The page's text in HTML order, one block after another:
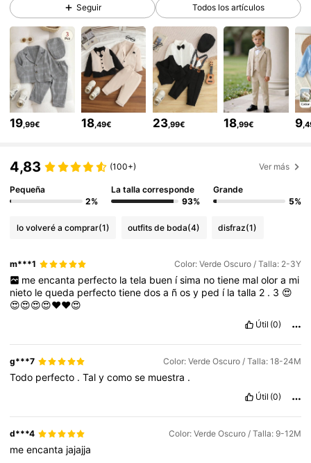
4,75 51K Seguidores
4,75 51K Seguidores
4,75 51K Seguidores
51K Seguidores
4,75 51K Seguidores
4,75 51K Seguidores
Seguir Todos los artículos
19 ,99€ 18 ,49€ 23,99€ 18 ,99€ 9
4,83 (100+) Ver más
Pequeña
2%
La talla corresponde
93%
Grande
5%
lo volveré a comprar(1) outfits de boda(4) disfraz(1)
m***1 Color: Verde Oscuro / Talla: 2-3Y
me encanta perfecto la tela buen ísima no tiene mal olor a mi
nieto lequeda perfectotienedosa ñosy ped í latalla 2 . 3 😍
😍😍😍😍❤️❤️😍
Útil (0)
g***7 Color: Verde Oscuro / Talla: 18-24M
Todo perfecto .Talycomose muestra .
Útil (0)
d***4 Color: Verde Oscuro / Talla: 9-12M
meencanta jajajja